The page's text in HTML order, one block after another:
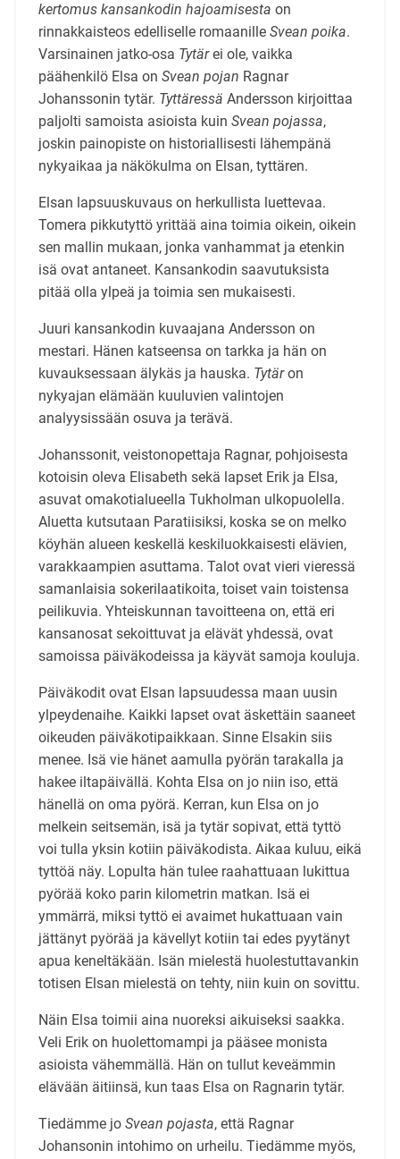
kertomus kansankodin hajoamisesta on
rinnakkaisteos edelliselle romaanille Svean poika.
Varsinainen jatko-osa Tytärei ole, vaikka
päähenkilö Elsa on Svean pojan Ragnar
Johanssonin tytär. Tyttäressä Andersson kirjoittaa
paljolti samoista asioista kuin Svean pojassa,
joskin painopiste on historiallisesti lähempänä
nykyaikaa ja näkökulma on Elsan, tyttären.
Elsan lapsuuskuvaus on herkullista luettevaa.
Tomera pikkutyttö yrittää aina toimia oikein, oikein
sen mallin mukaan, jonka vanhammat ja etenkin
isä ovat antaneet. Kansankodin saavutuksista
pitää olla ylpeä ja toimia sen mukaisesti.
Juuri kansankodin kuvaajana Andersson on
mestari. Hänen katseensa on tarkka ja hän on
kuvauksessaan älykäs ja hauska. Tytäron
nykyajan elämään kuuluvien valintojen
analyysissään osuva ja terävä.
Johanssonit, veistonopettaja Ragnar, pohjoisesta
kotoisin oleva Elisabeth sekä lapset Erik ja Elsa,
asuvat omakotialueella Tukholman ulkopuolella.
Aluetta kutsutaan Paratiisiksi, koska se on melko
köyhän alueen keskellä keskiluokkaisesti elävien,
varakkaampien asuttama. Talot ovat vieri vieressä
samanlaisia sokerilaatikoita, toiset vain toistensa
peilikuvia. Yhteiskunnan tavoitteena on, että eri
kansanosat sekoittuvat ja elävät yhdessä, ovat
samoissa päiväkodeissa ja käyvät samoja kouluja.
Päiväkodit ovat Elsan lapsuudessa maan uusin
ylpeydenaihe. Kaikki lapset ovat äskettäin saaneet
oikeuden päiväkotipaikkaan. Sinne Elsakin siis
menee. Isä vie hänet aamulla pyörän tarakalla ja
hakee iltapäivällä. Kohta Elsa on jo niin iso, että
hänellä on oma pyörä. Kerran, kun Elsa on jo
melkein seitsemän, isä ja tytär sopivat, että tyttö
voi tulla yksin kotiin päiväkodista. Aikaa kuluu, eikä
tyttöä näy. Lopulta hän tulee raahattuaan lukittua
pyörää koko parin kilometrin matkan. Isä ei
ymmärrä, miksi tyttö ei avaimet hukattuaan vain
jättänyt pyörää ja kävellyt kotiin tai edes pyytänyt
apua keneltäkään. Isän mielestä huolestuttavankin
totisen Elsan mielestä on tehty, niin kuin on sovittu.
Näin Elsa toimii aina nuoreksi aikuiseksi saakka.
Veli Erik on huolettomampi ja pääsee monista
asioista vähemmällä. Hän on tullut keveämmin
elävään äitiinsä, kun taas Elsa on Ragnarin tytär.
Tiedämme jo Svean pojasta, että Ragnar
Johansonin intohimo on urheilu. Tiedämme myös,